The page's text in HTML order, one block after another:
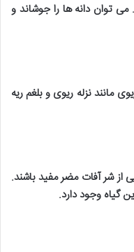
می توان دانه ها را جوشاند و
مانند نزله ریوی و بلغم ریه
از شر آفات مضر مفید باشند.
گیاه وجود دارد.